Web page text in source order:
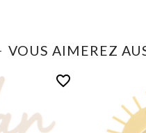
VOUS AIMEREZ
favorite_border